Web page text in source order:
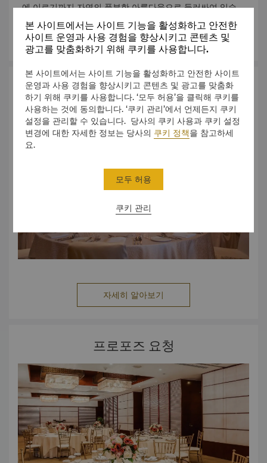
에 이르기까지 자연의 풍부한 아름다움으로 둘러싸여 있습니
다. 12.5헥타르 규모의 리조트는 독특한 테마 이벤트를 위한
멋진 장소를 제공합니다.
자세히 알아보기
Event Spaces
자세히 알아보기
프로포즈 요청
본 사이트에서는 사이트 기능을 활성화하고 안전한
사이트 운영과 사용 경험을 향상시키고 콘텐츠 및
광고를 맞춤화하기 위해 쿠키를 사용합니다.
본 사이트에서는 사이트 기능을 활성화하고 안전한 사이트
운영과 사용 경험을 향상시키고 콘텐츠 및 광고를 맞춤화
하기 위해 쿠키를 사용합니다. ‘모두 허용’을 클릭해 쿠키를
사용하는 것에 동의합니다. ‘쿠키 관리’에서 언제든지 쿠키
설정을 관리할 수 있습니다. 당사의 쿠키 사용과 쿠키 설정
변경에 대한 자세한 정보는 당사의 쿠키 정책을 참고하세
요.
쿠키 관리
모두 허용